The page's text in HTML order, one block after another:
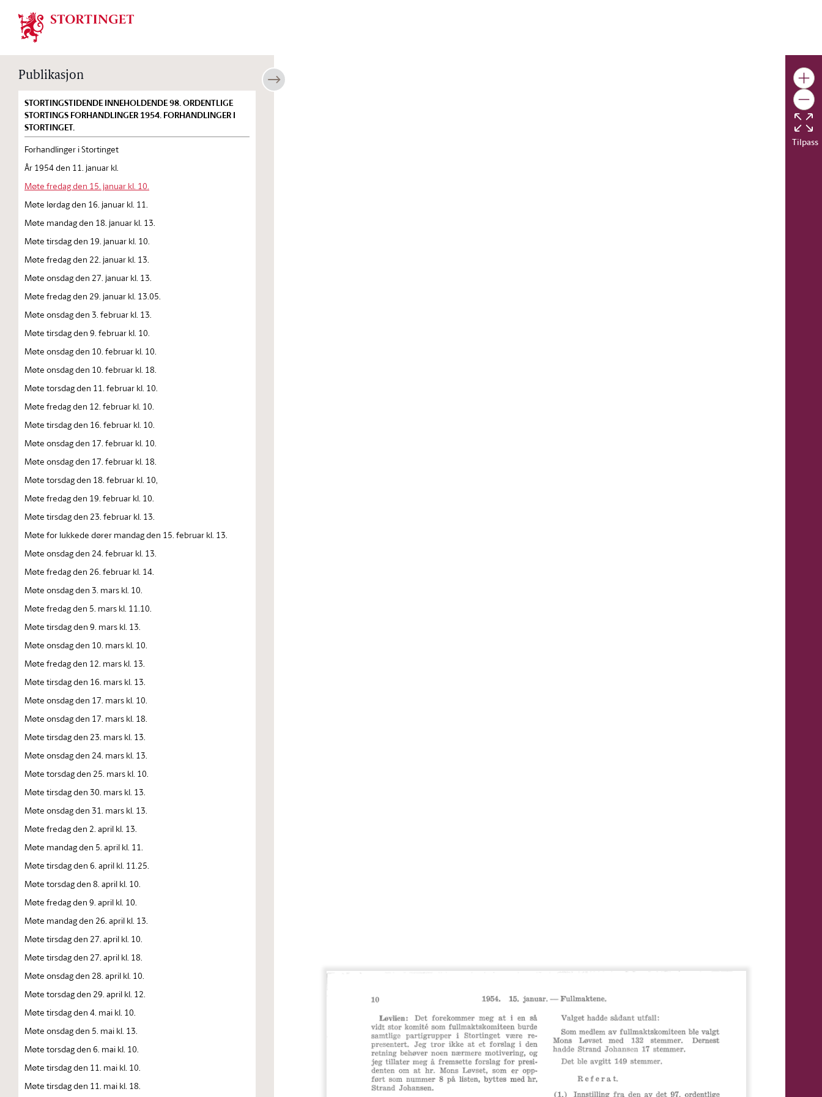
Stortinget.no
Publikasjon
STORTINGSTIDENDE INNEHOLDENDE 98. ORDENTLIGE
STORTINGS FORHANDLINGER 1954. FORHANDLINGER I
STORTINGET.
Forhandlinger i Stortinget
År 1954 den 11. januar kl.
Møte fredag den 15. januar kl. 10.
Møte lørdag den 16. januar kl. 11.
Møte mandag den 18. januar kl. 13.
Møte tirsdag den 19. januar kl. 10.
Møte fredag den 22. januar kl. 13.
Møte onsdag den 27. januar kl. 13.
Møte fredag den 29. januar kl. 13.05.
Møte onsdag den 3. februar kl. 13.
Møte tirsdag den 9. februar kl. 10.
Møte onsdag den 10. februar kl. 10.
Møte onsdag den 10. februar kl. 18.
Møte torsdag den 11. februar kl. 10.
Møte fredag den 12. februar kl. 10.
Møte tirsdag den 16. februar kl. 10.
Møte onsdag den 17. februar kl. 10.
Møte onsdag den 17. februar kl. 18.
Møte torsdag den 18. februar kl. 10,
Møte fredag den 19. februar kl. 10.
Møte tirsdag den 23. februar kl. 13.
Møte for lukkede dører mandag den 15. februar kl. 13.
Møte onsdag den 24. februar kl. 13.
Møte fredag den 26. februar kl. 14.
Møte onsdag den 3. mars kl. 10.
Møte fredag den 5. mars kl. 11.10.
Møte tirsdag den 9. mars kl. 13.
Møte onsdag den 10. mars kl. 10.
Møte fredag den 12. mars kl. 13.
Møte tirsdag den 16. mars kl. 13.
Møte onsdag den 17. mars kl. 10.
Møte onsdag den 17. mars kl. 18.
Møte tirsdag den 23. mars kl. 13.
Møte onsdag den 24. mars kl. 13.
Møte torsdag den 25. mars kl. 10.
Møte tirsdag den 30. mars kl. 13.
Møte onsdag den 31. mars kl. 13.
Møte fredag den 2. april kl. 13.
Møte mandag den 5. april kl. 11.
Møte tirsdag den 6. april kl. 11.25.
Møte torsdag den 8. april kl. 10.
Møte fredag den 9. april kl. 10.
Møte mandag den 26. april kl. 13.
Møte tirsdag den 27. april kl. 10.
Møte tirsdag den 27. april kl. 18.
Møte onsdag den 28. april kl. 10.
Møte torsdag den 29. april kl. 12.
Møte tirsdag den 4. mai kl. 10.
Møte onsdag den 5. mai kl. 13.
Møte torsdag den 6. mai kl. 10.
Møte tirsdag den 11. mai kl. 10.
Møte tirsdag den 11. mai kl. 18.